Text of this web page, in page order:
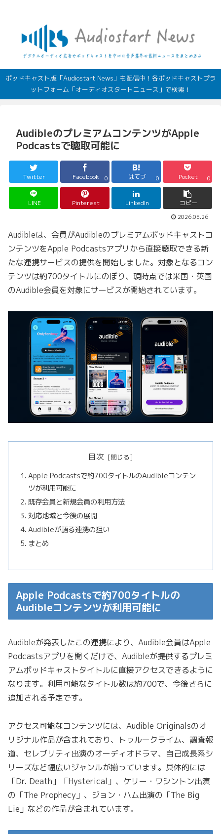
ポッドキャスト版「Audiostart News」も配信中！各ポッドキャストプラ
ットフォーム「オーディオスタートニュース」で検索！
AudibleのプレミアムコンテンツがApple
Podcastsで聴取可能に
Twitter Facebook 0 はてブ 0 Pocket 0
LINE Pinterest LinkedIn コピー
2026.05.26
Audibleは、会員がAudibleのプレミアムポッドキャストコ
ンテンツをApple Podcastsアプリから直接聴取できる新
たな連携サービスの提供を開始しました。対象となるコン
テンツは約700タイトルにのぼり、現時点では米国・英国
のAudible会員を対象にサービスが開始されています。
目次
Apple Podcastsで約700タイトルのAudibleコンテン
ツが利用可能に
既存会員と新規会員の利用方法
対応地域と今後の展開
Audibleが語る連携の狙い
まとめ
Apple Podcastsで約700タイトルの
Audibleコンテンツが利用可能に
Audibleが発表したこの連携により、Audible会員はApple
Podcastsアプリを開くだけで、Audibleが提供するプレミ
アムポッドキャストタイトルに直接アクセスできるように
なります。利用可能なタイトル数は約700で、今後さらに
追加される予定です。
アクセス可能なコンテンツには、Audible Originalsのオ
リジナル作品が含まれており、トゥルークライム、調査報
道、セレブリティ出演のオーディオドラマ、自己成長系シ
リーズなど幅広いジャンルが揃っています。具体的には
「Dr. Death」「Hysterical」、ケリー・ワシントン出演
の「The Prophecy」、ジョン・ハム出演の「The Big
Lie」などの作品が含まれています。